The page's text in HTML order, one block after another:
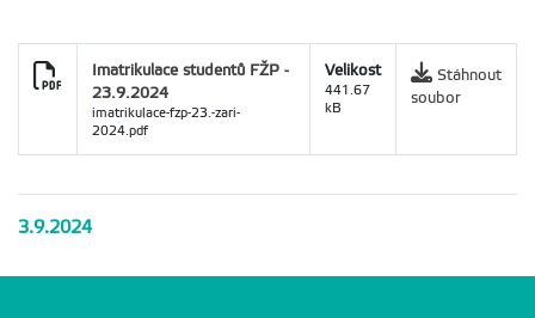
Imatrikulace studentů FŽP -
23.9.2024
imatrikulace-fzp-23.-zari-
2024.pdf
Velikost
441.67
kB
Stáhnout
soubor
3.9.2024